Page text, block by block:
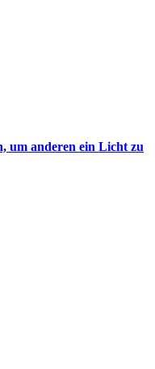
um anderen ein Licht zu